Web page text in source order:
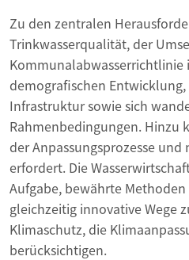
Zu den zentralen
Trinkwasserqualität, der
Kommunalabwasserrichtlinie
demografischen Entwicklung,
Infrastruktur sowie sich
Rahmenbedingungen. Hinzu
der Anpassungsprozesse und
erfordert. Die
Aufgabe, bewährte
gleichzeitig innovative Wege
Klimaschutz, die
berücksichtigen.